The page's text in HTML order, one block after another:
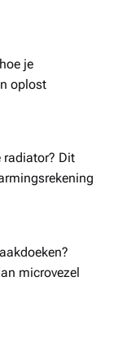
je
oplost
Dit
microvezel